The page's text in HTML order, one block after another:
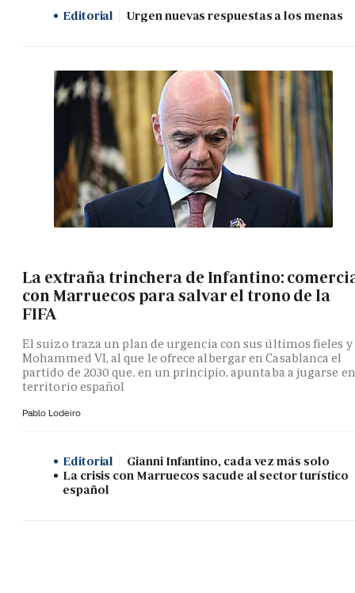
Editorial Urgen nuevas respuestas a los menas
La extraña trinchera de Infantino:
con Marruecos para salvar el trono de la
FIFA
El suizo traza un plan de urgencia con sus últimos fieles y
Mohammed VI, al que le ofrece albergar en Casablanca el
partido de 2030 que, en un principio, apuntaba a jugarse en
territorio español
Pablo Lodeiro
Editorial
Gianni Infantino, cada vez más solo
La crisis con Marruecos sacude al sector turístico
español